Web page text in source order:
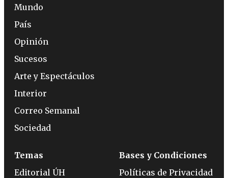
Mundo
País
Opinión
Sucesos
Arte y Espectáculos
Interior
Correo Semanal
Sociedad
Temas
Editorial ÚH
Bases y Condiciones
Políticas de Privacidad